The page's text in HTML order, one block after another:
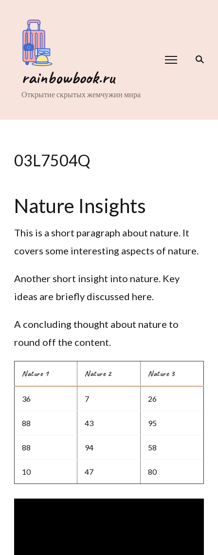
rainbowbook.ru
Открытие скрытых жемчужин мира
03L7504Q
Nature Insights
This is a short paragraph about nature. It
covers some interesting aspects of nature.
Another short insight into nature. Key
ideas are briefly discussed here.
A concluding thought about nature to
round off the content.
Nature 1 Nature 2 Nature 3
36 7 26
88 43 95
88 94 58
10 47 80